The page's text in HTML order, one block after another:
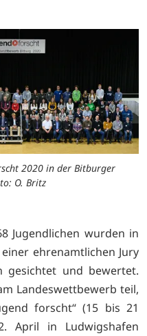
2020 in der Bitburger
O. Britz
Jugendlichen wurden in
ehrenamtlichen Jury
gesichtet und bewertet.
Landeswettbewerb teil,
forscht“ (15 bis 21
April in Ludwigshafen